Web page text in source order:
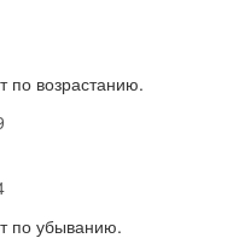
по возрастанию.
по убыванию.